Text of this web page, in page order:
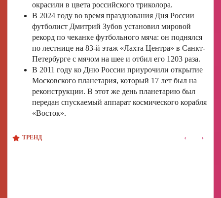
окрасили в цвета российского триколора.
В 2024 году во время празднования Дня России
футболист Дмитрий Зубов установил мировой
рекорд по чеканке футбольного мяча: он поднялся
по лестнице на 83-й этаж «Лахта Центра» в Санкт-
Петербурге с мячом на шее и отбил его 1203 раза.
В 2011 году ко Дню России приурочили открытие
Московского планетария, который 17 лет был на
реконструкции. В этот же день планетарию был
передан спускаемый аппарат космического корабля
«Восток».
ТРЕНД ‹ ›